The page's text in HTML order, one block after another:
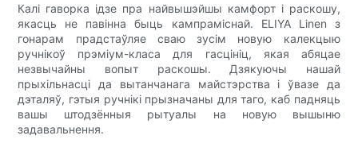
Калі гаворка ідзе пра найвышэйшы камфорт і раскошу,
якасць не павінна быць кампраміснай. ELIYA Linen з
гонарам прадстаўляе сваю зусім новую калекцыю
ручнікоў прэміум-класа для гасцініц, якая абяцае
незвычайны вопыт раскошы. Дзякуючы нашай
прыхільнасці да вытанчанага майстэрства і ўвазе да
дэталяў, гэтыя ручнікі прызначаны для таго, каб падняць
вашы штодзённыя рытуалы на новую вышыню
задавальнення.